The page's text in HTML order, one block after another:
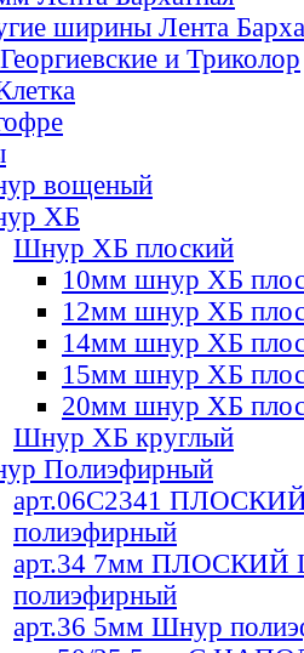
ширины Лента
и Триколор
вощеный
ХБ
Шнур ХБ плоский
10мм шнур ХБ
12мм шнур ХБ
14мм шнур ХБ
15мм шнур ХБ
20мм шнур ХБ
Шнур ХБ круглый
Полиэфирный
арт.06С2341
полиэфирный
арт.34 7мм ПЛОСКИЙ
полиэфирный
арт.36 5мм Шнур